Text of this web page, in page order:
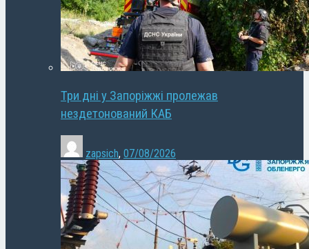
Три дні у Запоріжжі пролежав
нездетонований КАБ
zapsich, 07/08/2026